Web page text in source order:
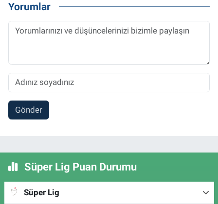
Yorumlar
Gönder
Süper Lig Puan Durumu
Süper Lig